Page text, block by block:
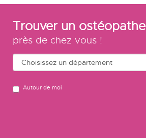
Trouver un ostéopathe
près de chez vous !
Autour de moi